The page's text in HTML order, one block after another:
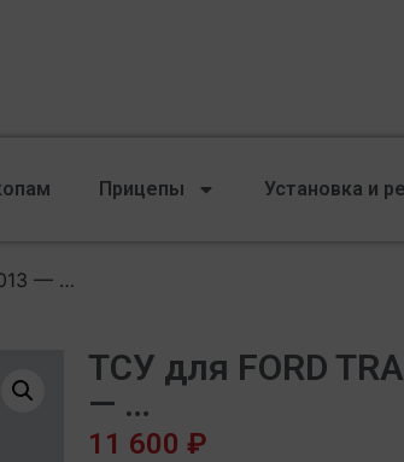
Прицепы Установка и
— …
ТСУ для FORD
— …
11 600 ₽